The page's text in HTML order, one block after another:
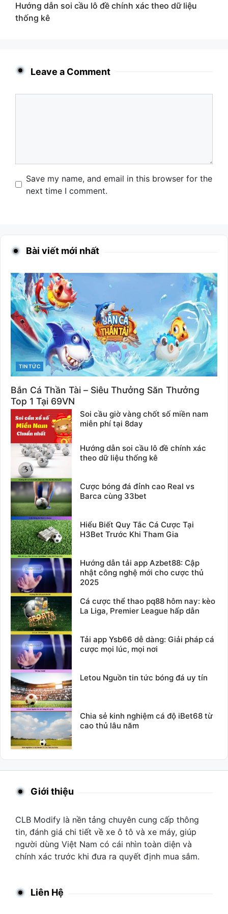
Hướng dẫn soi cầu lô đề chính xác theo dữ liệu
thống kê
Leave a Comment
Name
Email
Website
Save my name, and email in this browser for the
next time I comment.
Bài viết mới nhất
CATEGORIES
TIN TỨC
Bắn Cá Thần Tài – Siêu Thưởng Săn Thưởng
Top 1 Tại 69VN
Soi cầu giờ vàng chốt số miền nam
miễn phí tại 8day
Hướng dẫn soi cầu lô đề chính xác
theo dữ liệu thống kê
Cược bóng đá đỉnh cao Real vs
Barca cùng 33bet
Hiểu Biết Quy Tắc Cá Cược Tại
H3Bet Trước Khi Tham Gia
Hướng dẫn tải app Azbet88: Cập
nhật công nghệ mới cho cược thủ
2025
Cá cược thể thao pq88 hôm nay: kèo
La Liga, Premier League hấp dẫn
Tải app Ysb66 dễ dàng: Giải pháp cá
cược mọi lúc, mọi nơi
Letou Nguồn tin tức bóng đá uy tín
Chia sẻ kinh nghiệm cá độ iBet68 từ
cao thủ lâu năm
Giới thiệu
CLB Modify là nền tảng chuyên cung cấp thông
tin, đánh giá chi tiết về xe ô tô và xe máy, giúp
người dùng Việt Nam có cái nhìn toàn diện và
chính xác trước khi đưa ra quyết định mua sắm.
Liên Hệ